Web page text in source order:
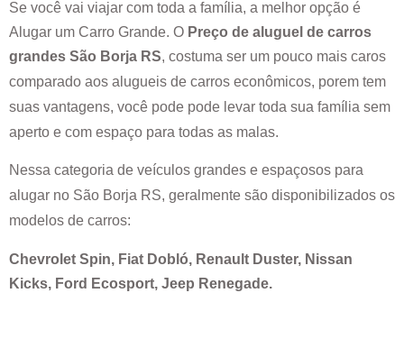
Se você vai viajar com toda a família, a melhor opção é
Alugar um Carro Grande. O Preço de aluguel de carros
grandes São Borja RS, costuma ser um pouco mais caros
comparado aos alugueis de carros econômicos, porem tem
suas vantagens, você pode pode levar toda sua família sem
aperto e com espaço para todas as malas.
Nessa categoria de veículos grandes e espaçosos para
alugar no São Borja RS, geralmente são disponibilizados os
modelos de carros:
Chevrolet Spin, Fiat Dobló, Renault Duster, Nissan
Kicks, Ford Ecosport, Jeep Renegade.